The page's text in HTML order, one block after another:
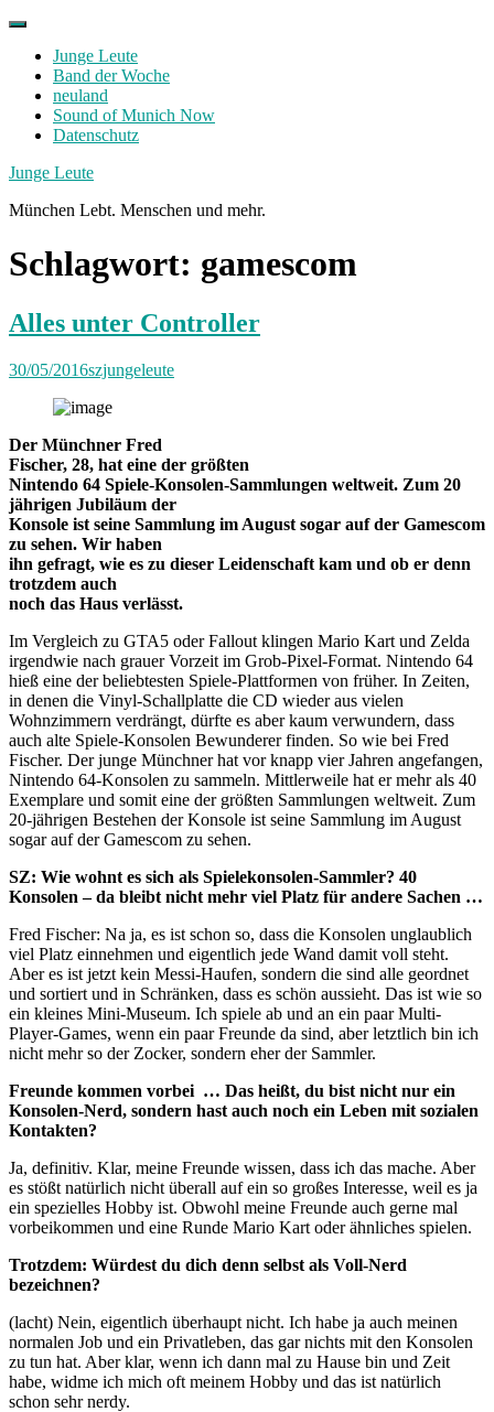
Skip
contentJunge Leute
Band der Woche
neuland
Sound of Munich Now
Datenschutz
Facebook
Twitter
Instagram
Junge Leute
München Lebt. Menschen und mehr.
Schlagwort: gamescom
Alles unter Controller
30/05/2016szjungeleute
Der Münchner Fred
Fischer, 28, hat eine der größten
Nintendo 64 Spiele-Konsolen-Sammlungen weltweit. Zum 20
jährigen Jubiläum der
Konsole ist seine Sammlung im August sogar auf der Gamescom
zu sehen. Wir haben
ihn gefragt, wie es zu dieser Leidenschaft kam und ob er denn
trotzdem auch
noch das Haus verlässt.
Im Vergleich zu GTA5 oder Fallout klingen Mario Kart und Zelda
irgendwie nach grauer Vorzeit im Grob-Pixel-Format. Nintendo 64
hieß eine der beliebtesten Spiele-Plattformen von früher. In Zeiten,
in denen die Vinyl-Schallplatte die CD wieder aus vielen
Wohnzimmern verdrängt, dürfte es aber kaum verwundern, dass
auch alte Spiele-Konsolen Bewunderer finden. So wie bei Fred
Fischer. Der junge Münchner hat vor knapp vier Jahren angefangen,
Nintendo 64-Konsolen zu sammeln. Mittlerweile hat er mehr als 40
Exemplare und somit eine der größten Sammlungen weltweit. Zum
20-jährigen Bestehen der Konsole ist seine Sammlung im August
sogar auf der Gamescom zu sehen.
SZ: Wie wohnt es sich als Spielekonsolen-Sammler? 40
Konsolen – da bleibt nicht mehr viel Platz für andere Sachen …
Fred Fischer: Na ja, es ist schon so, dass die Konsolen unglaublich
viel Platz einnehmen und eigentlich jede Wand damit voll steht.
Aber es ist jetzt kein Messi-Haufen, sondern die sind alle geordnet
und sortiert und in Schränken, dass es schön aussieht. Das ist wie so
ein kleines Mini-Museum. Ich spiele ab und an ein paar Multi-
Player-Games, wenn ein paar Freunde da sind, aber letztlich bin ich
nicht mehr so der Zocker, sondern eher der Sammler.
Freunde kommen vorbei … Das heißt, du bist nicht nur ein
Konsolen-Nerd, sondern hast auch noch ein Leben mit sozialen
Kontakten?
Ja, definitiv. Klar, meine Freunde wissen, dass ich das mache. Aber
es stößt natürlich nicht überall auf ein so großes Interesse, weil es ja
ein spezielles Hobby ist. Obwohl meine Freunde auch gerne mal
vorbeikommen und eine Runde Mario Kart oder ähnliches spielen.
Trotzdem: Würdest du dich denn selbst als Voll-Nerd
bezeichnen?
(lacht) Nein, eigentlich überhaupt nicht. Ich habe ja auch meinen
normalen Job und ein Privatleben, das gar nichts mit den Konsolen
zu tun hat. Aber klar, wenn ich dann mal zu Hause bin und Zeit
habe, widme ich mich oft meinem Hobby und das ist natürlich
schon sehr nerdy.